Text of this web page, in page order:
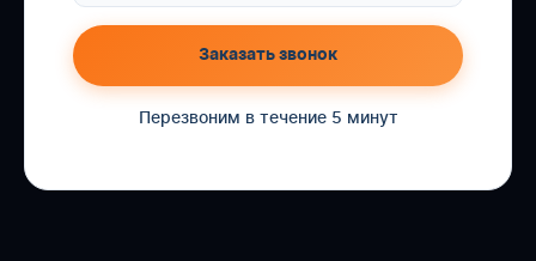
Заказать звонок
Перезвоним в течение 5 минут